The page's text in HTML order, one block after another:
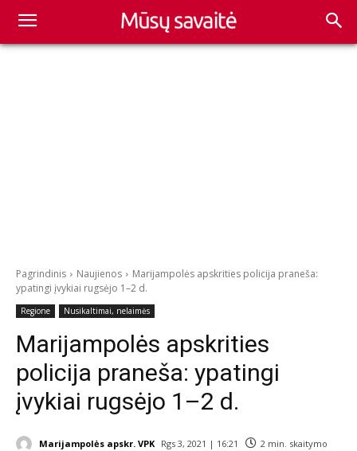
Pagrindinis Naujienos
Marijampolės apskrities policija praneša:
ypatingi įvykiai rugsėjo 1–2 d.
Regione Nusikaltimai, nelaimės
Marijampolės apskrities
policija praneša: ypatingi
įvykiai rugsėjo 1–2 d.
Marijampolės apskr. VPK Rgs 3, 2021 | 16:21 2 min. skaitymo